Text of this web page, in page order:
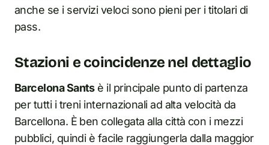
anche se i servizi veloci sono pieni per i titolari di
pass.
Stazioni e coincidenze nel dettaglio
Barcelona Santsè il principale punto di partenza
per tutti i treni internazionali ad alta velocità da
Barcellona. È ben collegata alla città con i mezzi
pubblici, quindi è facile raggiungerla dalla maggior